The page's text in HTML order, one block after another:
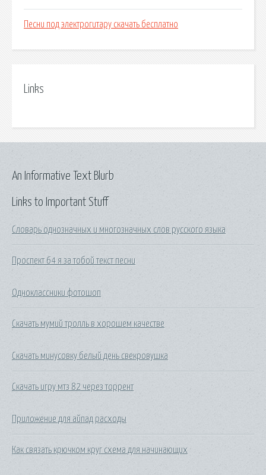
Песни под электрогитару скачать бесплатно
Links
Links to Important Stuff
Словарь однозначных и многозначных слов русского языка
Проспект 64 я за тобой текст песни
Одноклассники фотошоп
Скачать мумий тролль в хорошем качестве
Скачать минусовку белый день свекровушка
Скачать игру мтз 82 через торрент
Приложение для айпад расходы
Как связать крючком круг схема для начинающих
An Informative Text Blurb